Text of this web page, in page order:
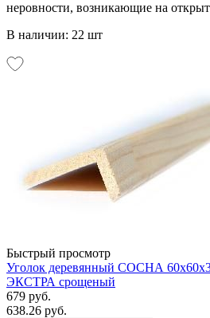
неровности, возникающие на
В наличии: 22 шт
Быстрый просмотр
Уголок деревянный СОСНА
ЭКСТРА срощеный
679 руб.
638.26 руб.